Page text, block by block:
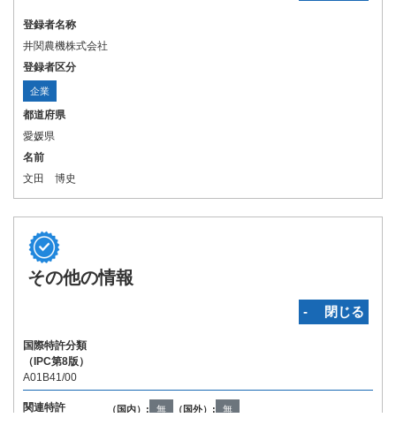
登録者名称
井関農機株式会社
登録者区分
企業
都道府県
愛媛県
名前
文田 博史
その他の情報
‐ 閉じる
国際特許分類
（IPC第8版）
A01B41/00
関連特許 （国内）: 無 （国外）: 無